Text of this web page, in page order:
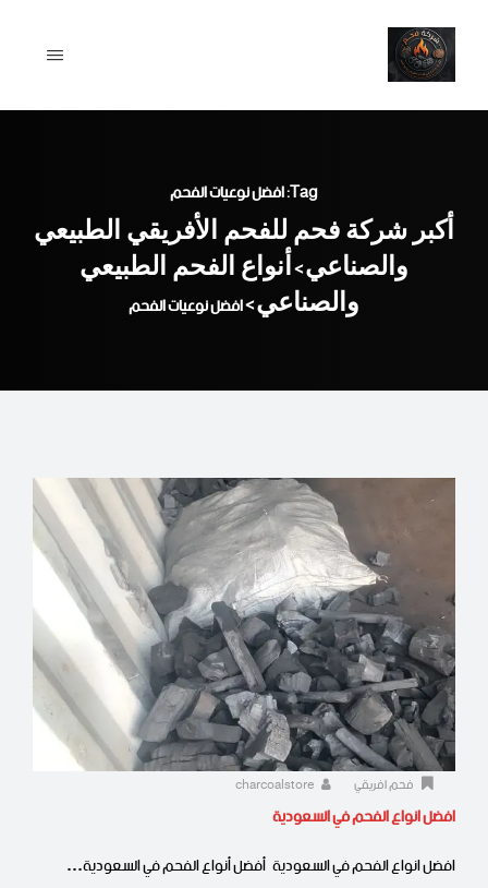
content
Tag: افضل نوعيات الفحم
أكبر شركة فحم للفحم الأفريقي الطبيعي
والصناعي>أنواع الفحم الطبيعي
والصناعي>افضل نوعيات الفحم
فحم افريقي
افضل انواع الفحم في السعودية
افضل انواع الفحم في السعودية أفضل أنواع الفحم في السعودية…